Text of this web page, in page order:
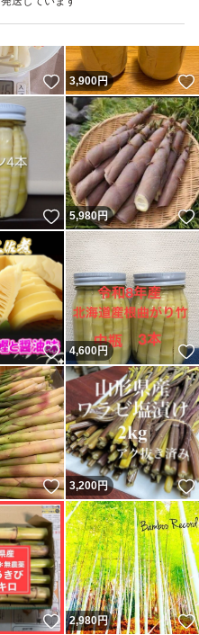
いいね！
3,900円
いいね！
5,980円
いいね！
4,600円
いいね！
3,200円
いいね！
2,980円